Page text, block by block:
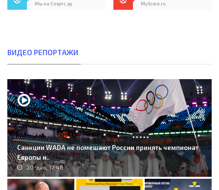
Мы на Спортс.ру
MyScore.ru
ВИДЕО РЕПОРТАЖИ
Санкции WADA не помешают России принять чемпионат
Европы и..
20-дек, 17:48